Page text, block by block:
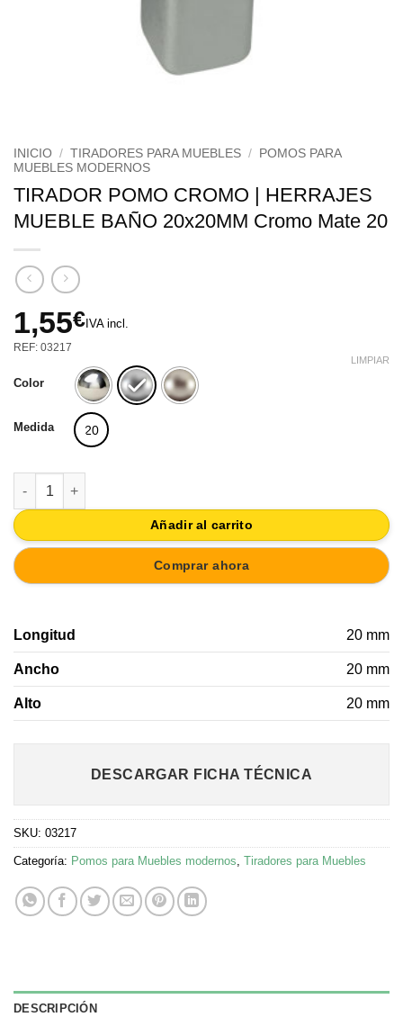
INICIO / TIRADORES PARA MUEBLES /
POMOS PARA
MUEBLES MODERNOS
TIRADOR POMO CROMO | HERRAJES
MUEBLE BAÑO 20x20MM Cromo Mate 20
1,55€ IVA incl.
REF: 03217
Color
Medida 20
LIMPIAR
TIRADOR POMO CROMO | HERRAJES MUEBLE BAÑO
Añadir al carrito
Comprar ahora
Longitud 20 mm
Ancho 20 mm
Alto 20 mm
DESCARGAR FICHA TÉCNICA
SKU: 03217
Categoría: Pomos para Muebles modernos, Tiradores para Muebles
DESCRIPCIÓN